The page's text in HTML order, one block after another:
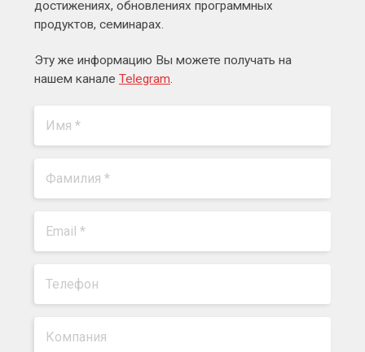
достижениях, обновлениях программных
продуктов, семинарах.
Эту же информацию Вы можете получать на
нашем канале Telegram.